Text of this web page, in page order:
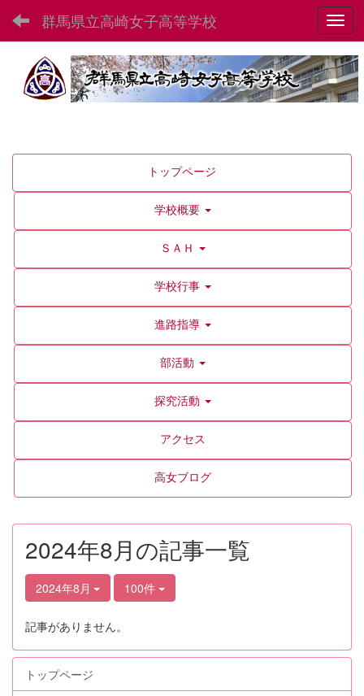
群馬県立高崎女子高等学校
トップページ
学校概要
ＳＡＨ
学校行事
進路指導
部活動
探究活動
アクセス
高女ブログ
2024年8月の記事一覧
2024年8月 100件
記事がありません。
トップページ